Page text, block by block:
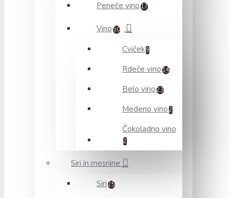
Peneče vino 17
Vino 50
Cviček 9
Rdeče vino 14
Belo vino 23
Medeno vino 2
Čokoladno vino
2
Siri in mesnine
Siri 25